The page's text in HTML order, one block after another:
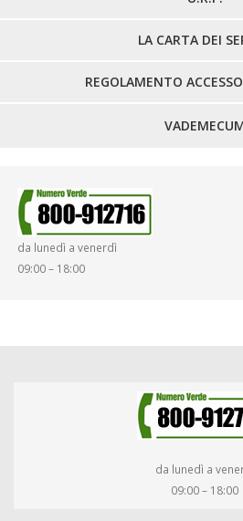
LA CARTA DEI
REGOLAMENTO
SMARRIMENTO
da lunedì a venerdì
09:00 – 18:00
da lunedì a
09:00 – 18:00